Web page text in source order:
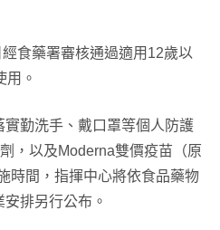
食藥署審核通過適用12歲以
用。
勤洗手、戴口罩等個人防護
，以及Moderna雙價疫苗（原
時間，指揮中心將依食品藥物
排另行公布。